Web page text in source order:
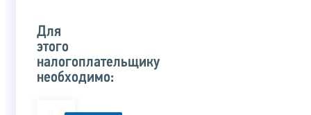
Для
этого
налогоплательщику
необходимо: